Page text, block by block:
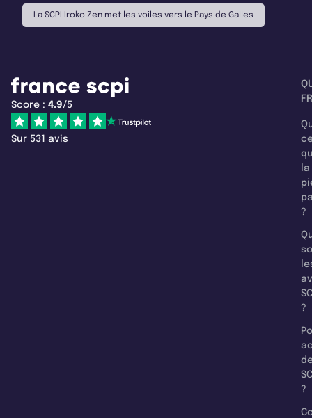
La SCPI Iroko Zen met les voiles vers le Pays de Galles
Score : 4.9/5
Sur 531 avis
la
?
?
?